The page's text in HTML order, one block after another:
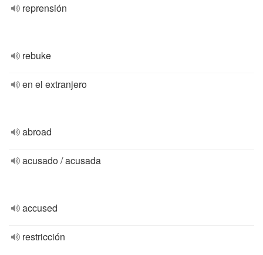
reprensión
rebuke
en el extranjero
abroad
acusado / acusada
accused
restricción